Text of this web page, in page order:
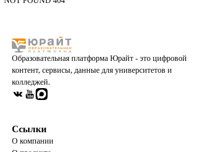
Образовательная платформа Юрайт - это цифровой
контент, сервисы, данные для университетов и
колледжей.
Ссылки
О компании